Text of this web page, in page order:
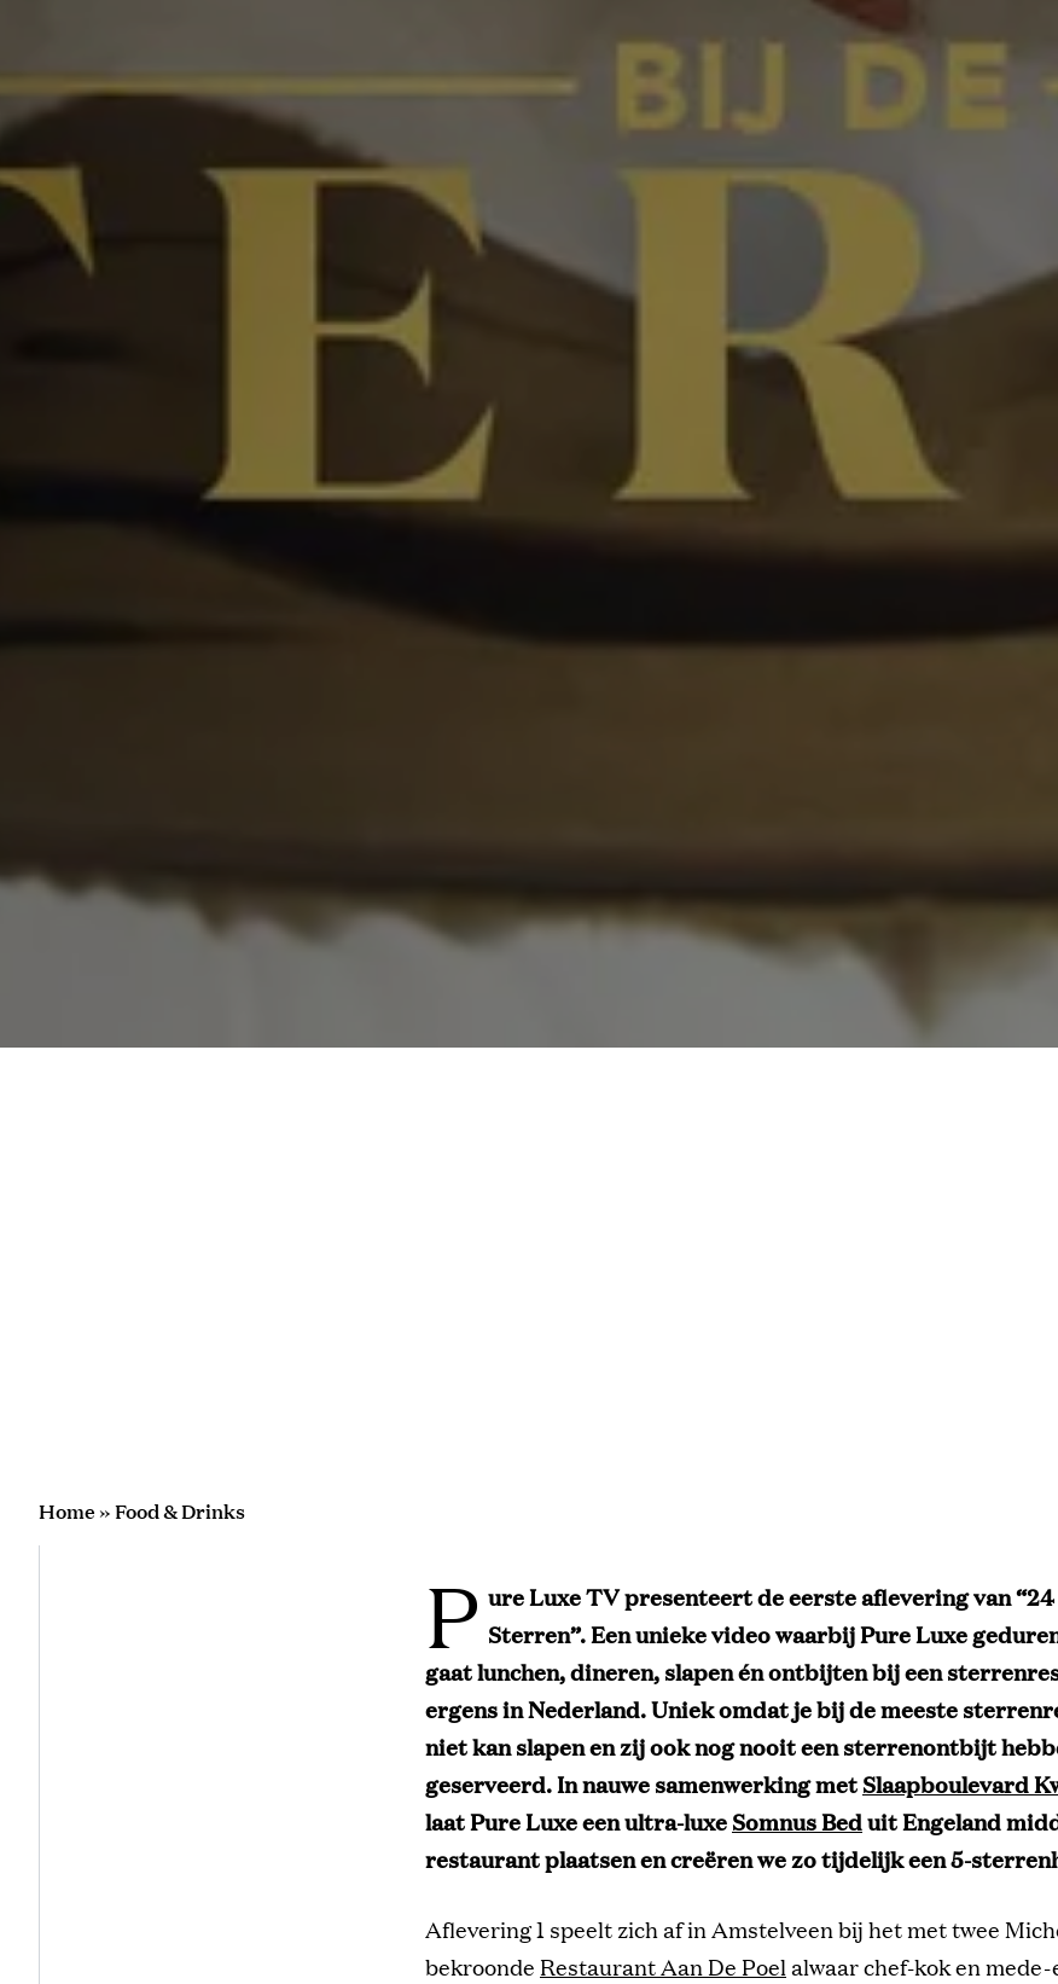
Home»Food & Drinks
P ure Luxe TV presenteert de eerste aflevering van
Sterren”. Een unieke video waarbij Pure Luxe
gaat lunchen, dineren, slapen én ontbijten bij een
ergens in Nederland. Uniek omdat je bij de meeste
niet kan slapen en zij ook nog nooit een sterrenontbijt
geserveerd. In nauwe samenwerking metSlaapboulevard
laat Pure Luxe een ultra-luxeSomnus Beduit Engeland
restaurant plaatsen en creëren we zo tijdelijk een 5-
Aflevering 1 speelt zich af in Amstelveen bij het met twee
bekroonde Restaurant Aan De Poelalwaar chef-kok en